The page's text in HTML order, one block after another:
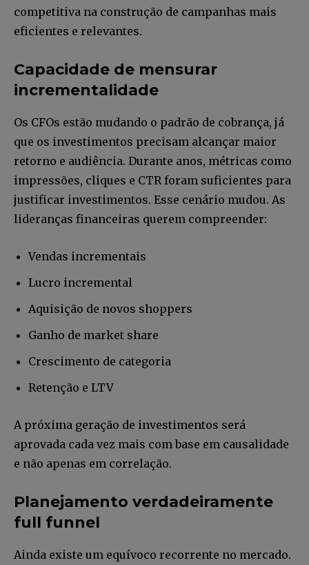
competitiva na construção de campanhas mais
eficientes e relevantes.
Capacidade de mensurar
incrementalidade
Os CFOs estão mudando o padrão de cobrança, já
que os investimentos precisam alcançar maior
retorno e audiência. Durante anos, métricas como
impressões, cliques e CTR foram suficientes para
justificar investimentos. Esse cenário mudou. As
lideranças financeiras querem compreender:
Vendas incrementais
Lucro incremental
Aquisição de novos shoppers
Ganho de market share
Crescimento de categoria
Retenção e LTV
A próxima geração de investimentos será
aprovada cada vez mais com base em causalidade
e não apenas em correlação.
Planejamento verdadeiramente
full funnel
Ainda existe um equívoco recorrente no mercado.